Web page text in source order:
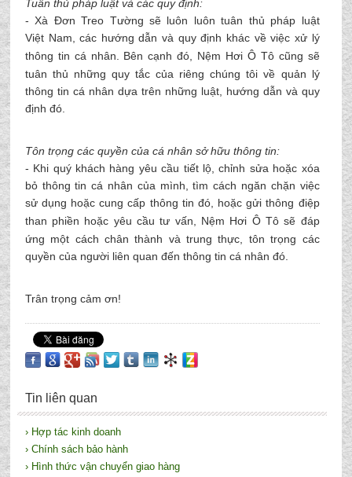
Tuân thủ pháp luật và các quy định:
-Xà Đơn Treo Tường sẽ luôn luôn tuân thủ pháp luật
Việt Nam, các hướng dẫn và quy định khác về việc xử lý
thông tin cá nhân. Bên cạnh đó, Nệm Hơi Ô Tôcũng sẽ
tuân thủ những quy tắc của riêng chúng tôi về quản lý
thông tin cá nhân dựa trên những luật, hướng dẫn và quy
định đó.
Tôn trọng các quyền của cá nhân sở hữu thông tin:
- Khi quý khách hàng yêu cầu tiết lộ, chỉnh sửa hoặc xóa
bỏ thông tin cá nhân của mình, tìm cách ngăn chặn việc
sử dụng hoặc cung cấp thông tin đó, hoặc gửi thông điệp
than phiền hoặc yêu cầu tư vấn, Nệm Hơi Ô Tôsẽ đáp
ứng một cách chân thành và trung thực, tôn trọng các
quyền của người liên quan đến thông tin cá nhân đó.
Trân trọng cảm ơn!
Tin liên quan
› Hợp tác kinh doanh
› Chính sách bảo hành
› Hình thức vận chuyển giao hàng